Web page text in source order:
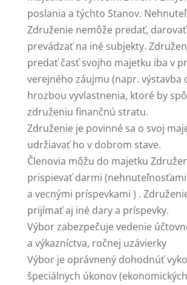
poslania a týchto Stanov.
Združenie nemôže predať,
prevádzať na iné subjekty.
predať časť svojho majetku iba v
verejného záujmu (napr. výstavba
hrozbou vyvlastnenia, ktoré by
združeniu finančnú stratu.
Združenie je povinné sa o svoj
udržiavať ho v dobrom stave.
Členovia môžu do majetku
prispievať darmi
a vecnými príspevkami ) .
prijímať aj iné dary a príspevky.
Výbor zabezpečuje vedenie
a výkazníctva, ročnej uzávierky
Výbor je oprávnený dohodnúť
špeciálnych úkonov